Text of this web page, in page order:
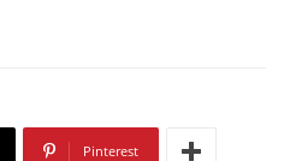
Pinterest